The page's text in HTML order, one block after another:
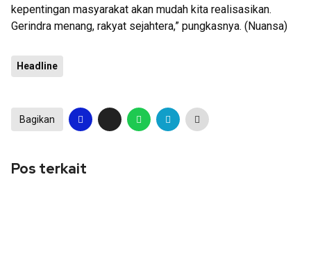
kepentingan masyarakat akan mudah kita realisasikan.
Gerindra menang, rakyat sejahtera,” pungkasnya. (Nuansa)
Headline
Bagikan
Pos terkait